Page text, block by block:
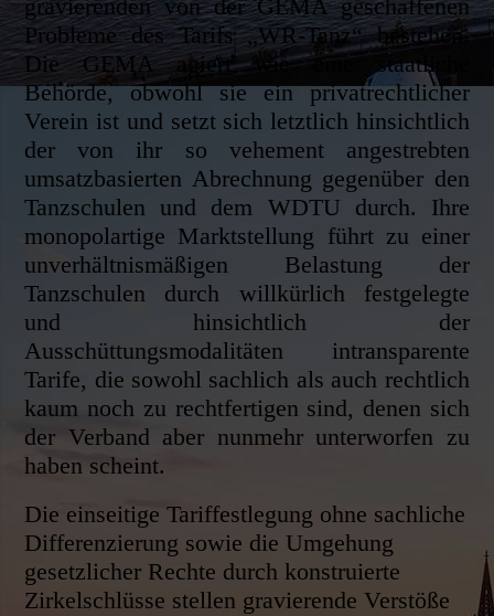
gravierenden von der GEMA geschaffenen
Probleme des Tarifs „WR-Tanz“ bestehen.
Die GEMA agiert wie eine staatliche
Behörde, obwohl sie ein privatrechtlicher
Verein ist und setzt sich letztlich hinsichtlich
der von ihr so vehement angestrebten
umsatzbasierten Abrechnung gegenüber den
Tanzschulen und dem WDTU durch. Ihre
monopolartige Marktstellung führt zu einer
unverhältnismäßigen Belastung der
Tanzschulen durch willkürlich festgelegte
und hinsichtlich der
Ausschüttungsmodalitäten intransparente
Tarife, die sowohl sachlich als auch rechtlich
kaum noch zu rechtfertigen sind, denen sich
der Verband aber nunmehr unterworfen zu
haben scheint.
Die einseitige Tariffestlegung ohne sachliche
Differenzierung sowie die Umgehung
gesetzlicher Rechte durch konstruierte
Zirkelschlüsse stellen gravierende Verstöße